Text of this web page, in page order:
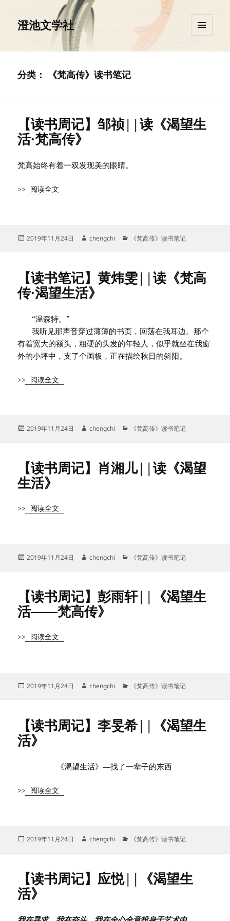
澄池文学社
挂件
分类： 《梵高传》读书笔记
【读书周记】邹祯||读《渴望生
活·梵高传》
梵高始终有着一双发现美的眼睛。
>>阅读全文
发
2019年11月24日
作
chengchi
分《梵高传》读书笔记
【读书笔记】黄炜雯||读《梵高
传·渴望生活》
“温森特。”
我听见那声音穿过薄薄的书页，回荡在我耳边。那个
有着宽大的额头，粗硬的头发的年轻人，似乎就坐在我窗
外的小坪中，支了个画板，正在描绘秋日的斜阳。
>>阅读全文
发
2019年11月24日
作
chengchi
分《梵高传》读书笔记
【读书周记】肖湘儿||读《渴望
生活》
>>阅读全文
发
2019年11月24日
作
chengchi
分《梵高传》读书笔记
【读书周记】彭雨轩||《渴望生
活——梵高传》
>>阅读全文
发
2019年11月24日
作
chengchi
分《梵高传》读书笔记
【读书周记】李旻希||《渴望生
活》
《渴望生活》—找了一辈子的东西
>>阅读全文
发
2019年11月24日
作
chengchi
分《梵高传》读书笔记
【读书周记】应悦||《渴望生
活》